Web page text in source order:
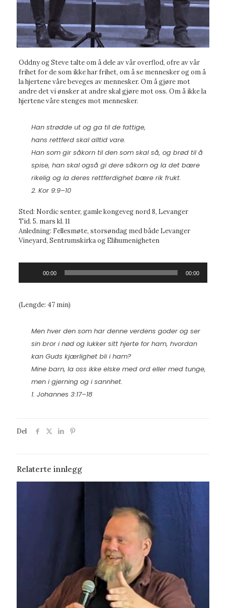
Oddny og Steve talte om å dele av vår overflod, ofre av vår
frihet for de som ikke har frihet, om å se mennesker og om å
la hjertene våre beveges av mennesker. Om å gjøre mot
andre det vi ønsker at andre skal gjøre mot oss. Om å ikke la
hjertene våre stenges mot mennesker.
Han strødde ut og ga til de fattige,
hans rettferd skal alltid vare.
Han som gir såkorn til den som skal så, og brød til å
spise, han skal også gi dere såkorn og la det bære
rikelig og la deres rettferdighet bære rik frukt.
2. Kor 9:9–10
Sted: Nordic senter, gamle kongeveg nord 8, Levanger
Tid. 5. mars kl. 11
Anledning: Fellesmøte, storsøndag med både Levanger
Vineyard, Sentrumskirka og Elihumenigheten
00:00 00:00
(Lengde: 47 min)
Men hver den som har denne verdens goder og ser
sin bror i nød og lukker sitt hjerte for ham, hvordan
kan Guds kjærlighet bli i ham?
Mine barn, la oss ikke elske med ord eller med tunge,
men i gjerning og i sannhet.
1. Johannes 3:17–18
Del
Relaterte innlegg